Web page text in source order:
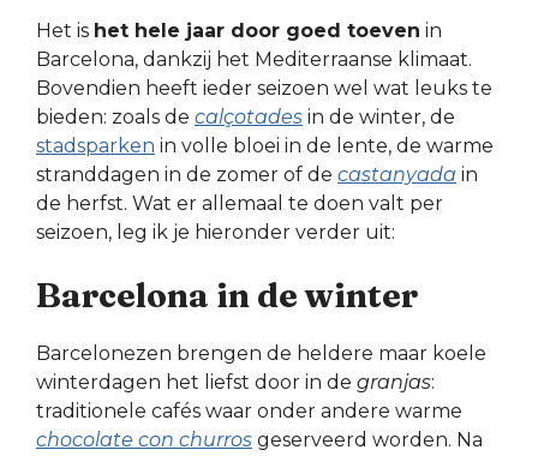
Het is het hele jaar door goed toeven in
Barcelona, dankzij het Mediterraanse klimaat.
Bovendien heeft ieder seizoen wel wat leuks te
bieden: zoals de calçotades in de winter, de
stadsparken in volle bloei in de lente, de warme
stranddagen in de zomer of de castanyada in
de herfst. Wat er allemaal te doen valt per
seizoen, leg ik je hieronder verder uit:
Barcelona in de winter
Barcelonezen brengen de heldere maar koele
winterdagen het liefst door in de granjas:
traditionele cafés waar onder andere warme
chocolate con churros geserveerd worden. Na